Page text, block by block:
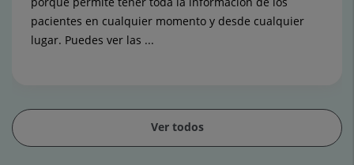
pacientes en cualquier momento y desde cualquier
lugar. Puedes ver las ...
Ver todos